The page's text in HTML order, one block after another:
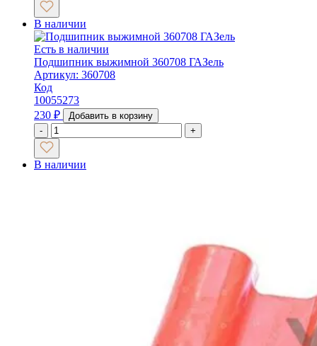
В наличии
Есть в наличии
Подшипник выжимной 360708 ГАЗель
Артикул: 360708
Код
10055273
230 ₽
Добавить в корзину
-
+
В наличии